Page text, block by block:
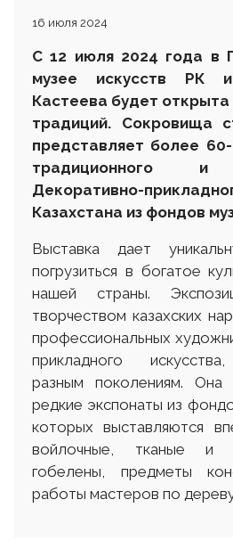
16 июля 2024
С12 июля 2024 года в
музее искусств РК
Кастеева будет открыта
традиций. Сокровища
представляет более
традиционного и
Декоративно-
Казахстана из фондов
Выставка дает
погрузиться в богатое
нашей страны.
творчеством казахских
профессиональных
прикладного
разным поколениям.
редкие экспонаты из
которых выставляются
войлочные, тканые и
гобелены, предметы
работы мастеров по